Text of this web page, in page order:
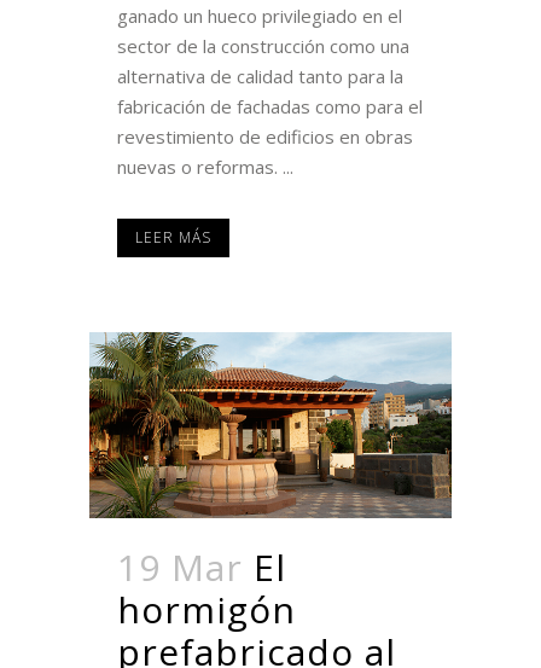
ganado un hueco privilegiado en el
sector de la construcción como una
alternativa de calidad tanto para la
fabricación de fachadas como para el
revestimiento de edificios en obras
nuevas o reformas. ...
LEER MÁS
19 Mar El
hormigón
prefabricado al